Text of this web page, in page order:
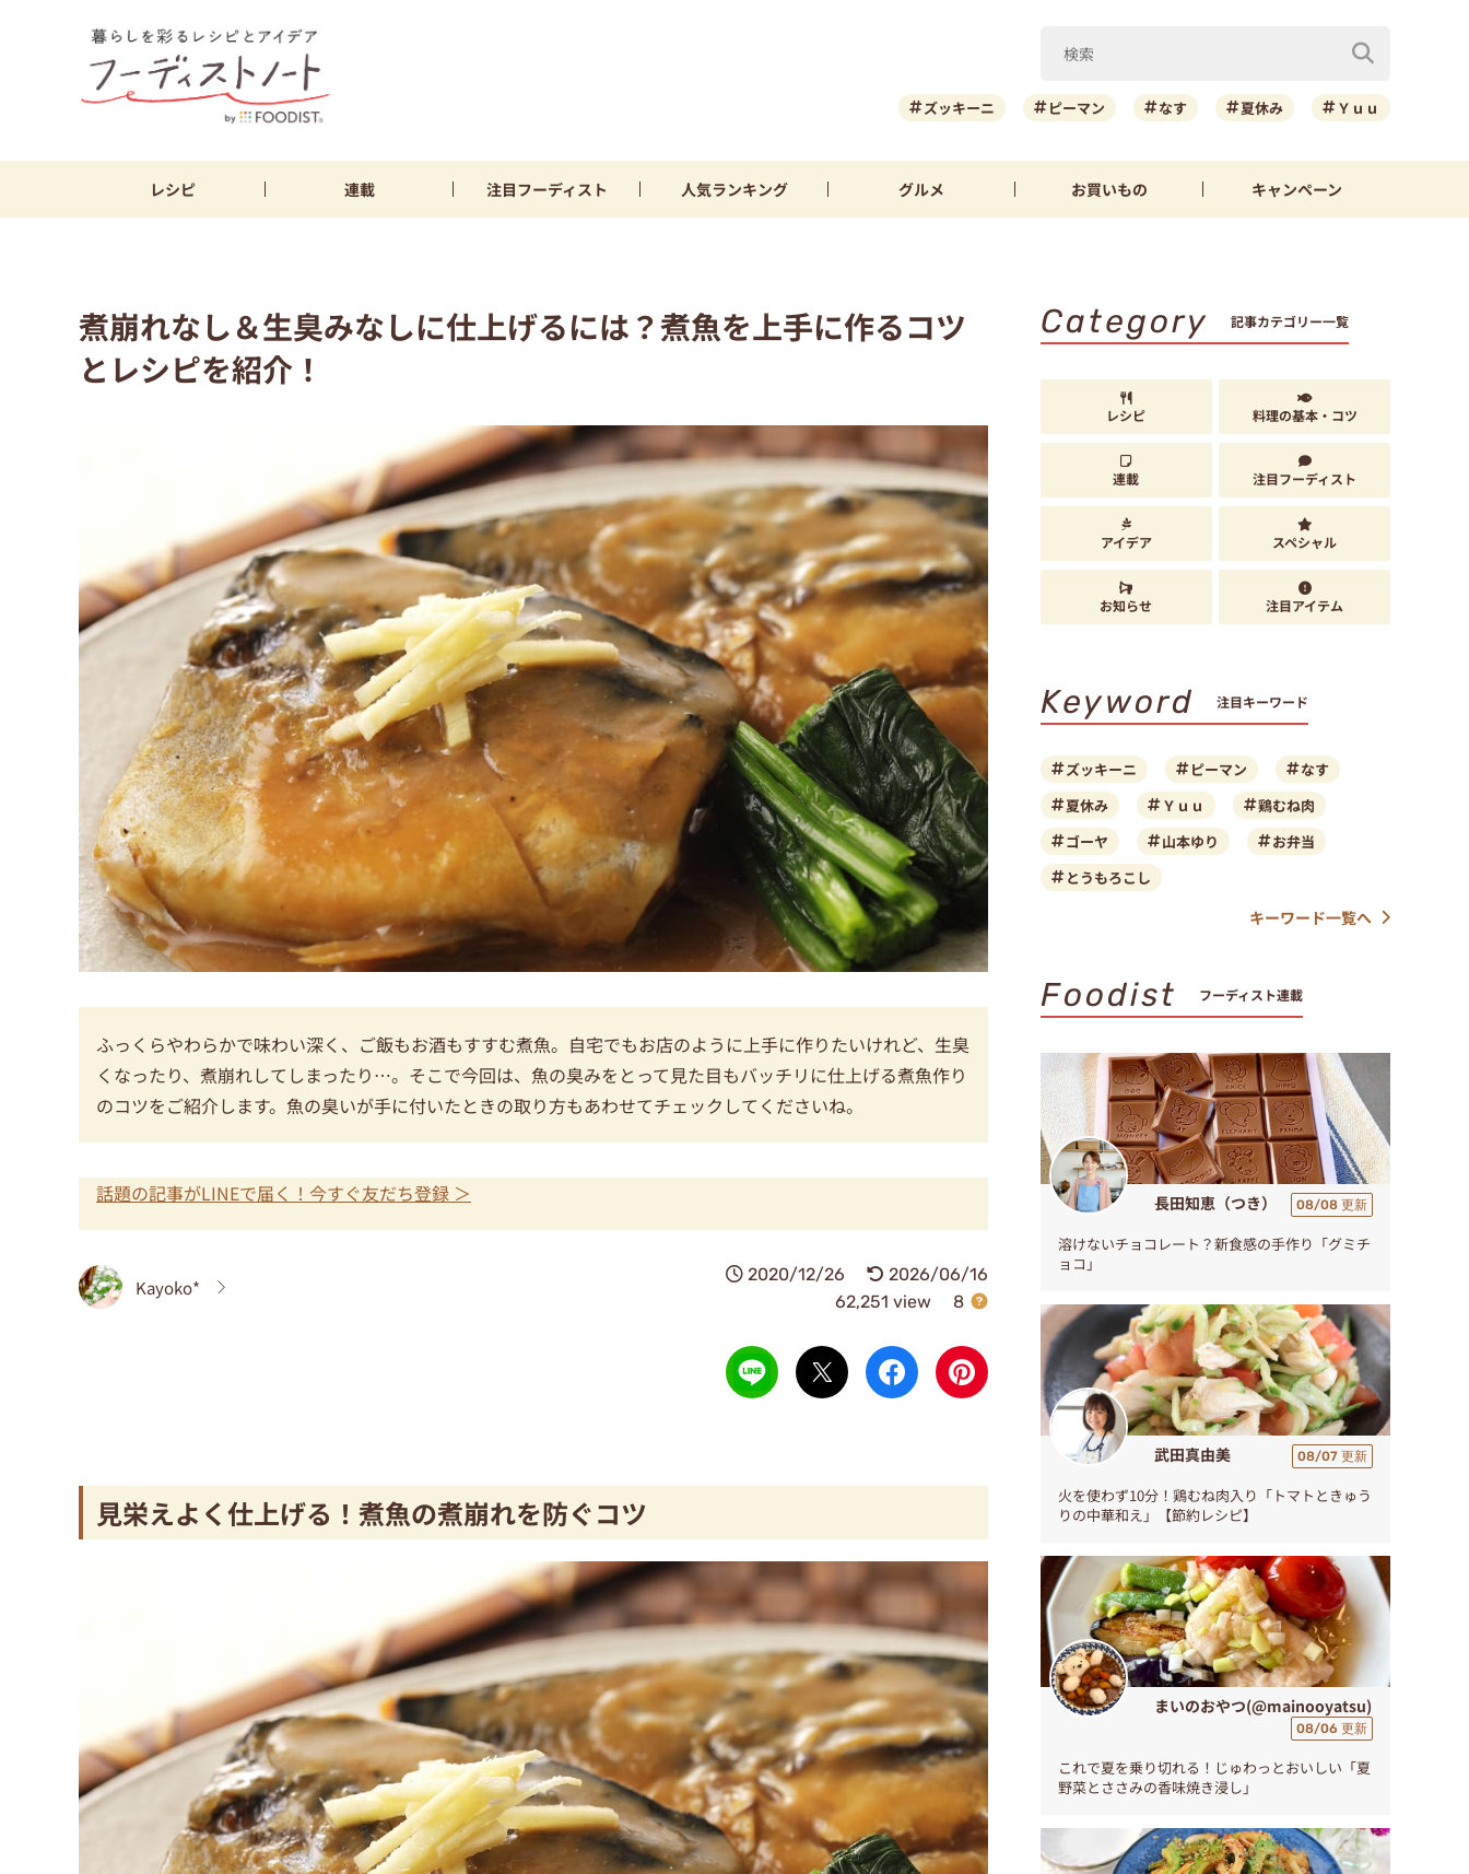
ズッキーニ ピーマン なす 夏休み Ｙｕｕ
レシピ 連載 注目フーディスト 人気ランキング グルメ お買いもの キャンペーン
煮崩れなし＆生臭みなしに仕上げるには？煮魚を上手に作るコツ
とレシピを紹介！
ふっくらやわらかで味わい深く、ご飯もお酒もすすむ煮魚。自宅でもお店のように上手に作りたいけれど、生臭
くなったり、煮崩れしてしまったり…。そこで今回は、魚の臭みをとって見た目もバッチリに仕上げる煮魚作り
のコツをご紹介します。魚の臭いが手に付いたときの取り方もあわせてチェックしてくださいね。
話題の記事がLINEで届く！今すぐ友だち登録 ＞
Kayoko*
2020/12/26
2026/06/16
62,251 view
8
見栄えよく仕上げる！煮魚の煮崩れを防ぐコツ
Category 記事カテゴリー一覧
レシピ 料理の基本・コツ
連載 注目フーディスト
アイデア スペシャル
お知らせ 注目アイテム
Keyword 注目キーワード
ズッキーニ ピーマン
なす
夏休み
Ｙｕｕ
鶏むね肉
ゴーヤ
山本ゆり
お弁当
とうもろこし
キーワード一覧へ
Foodist フーディスト連載
長田知恵（つき） 08/08 更新
溶けないチョコレート？新食感の手作り「グミチ
ョコ」
武田真由美 08/07 更新
火を使わず10分！鶏むね肉入り「トマトときゅう
りの中華和え」【節約レシピ】
まいのおやつ(@mainooyatsu)
08/06 更新
これで夏を乗り切れる！じゅわっとおいしい「夏
野菜とささみの香味焼き浸し」